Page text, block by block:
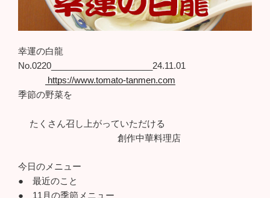
幸運の白龍
No.0220_____________________24.11.01
https://www.tomato-tanmen.com
季節の野菜を
たくさん召し上がっていただける
創作中華料理店
今日のメニュー
● 最近のこと
● 11月の季節メニュー